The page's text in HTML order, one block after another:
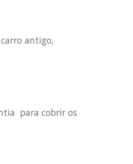
antigo,
para cobrir os